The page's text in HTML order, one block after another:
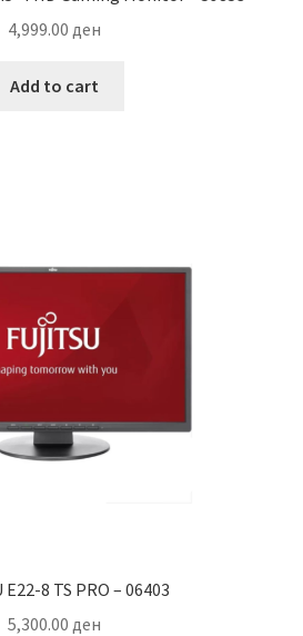
4,999.00 ден
Add to cart
E22-8 TS PRO – 06403
5,300.00 ден